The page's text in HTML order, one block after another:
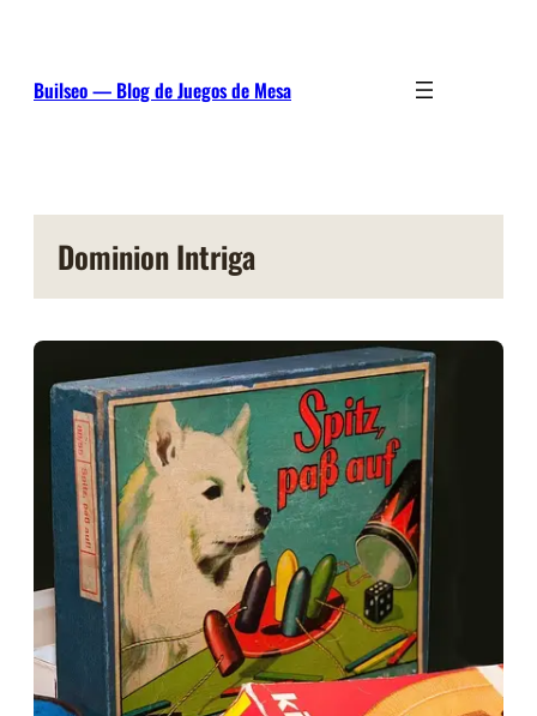
Builseo — Blog de Juegos de Mesa
Dominion Intriga